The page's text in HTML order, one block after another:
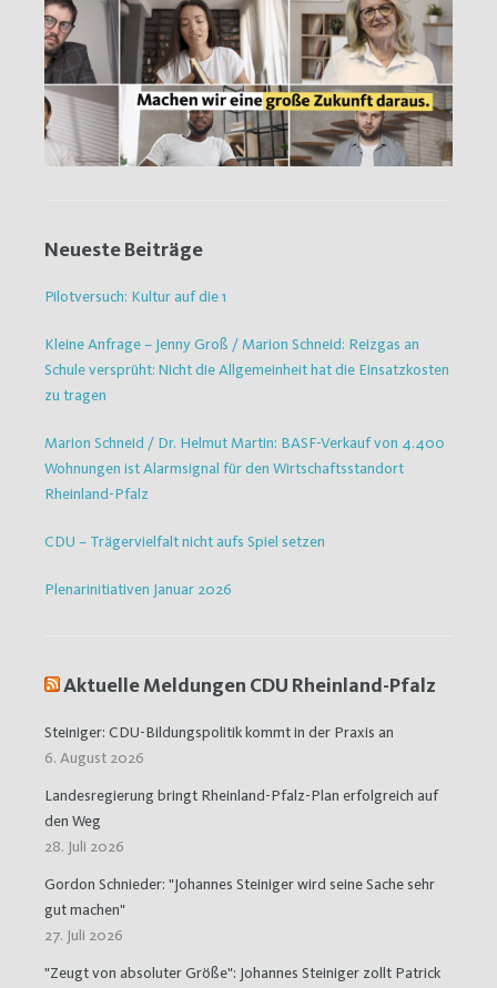
Neueste Beiträge
Pilotversuch: Kultur auf die 1
Kleine Anfrage – Jenny Groß / Marion Schneid: Reizgas an
Schule versprüht: Nicht die Allgemeinheit hat die Einsatzkosten
zu tragen
Marion Schneid / Dr. Helmut Martin: BASF-Verkauf von 4.400
Wohnungen ist Alarmsignal für den Wirtschaftsstandort
Rheinland-Pfalz
CDU – Trägervielfalt nicht aufs Spiel setzen
Plenarinitiativen Januar 2026
Aktuelle Meldungen CDU Rheinland-Pfalz
Steiniger: CDU-Bildungspolitik kommt in der Praxis an
6. August 2026
Landesregierung bringt Rheinland-Pfalz-Plan erfolgreich auf
den Weg
28. Juli 2026
Gordon Schnieder: "Johannes Steiniger wird seine Sache sehr
gut machen"
27. Juli 2026
"Zeugt von absoluter Größe": Johannes Steiniger zollt Patrick